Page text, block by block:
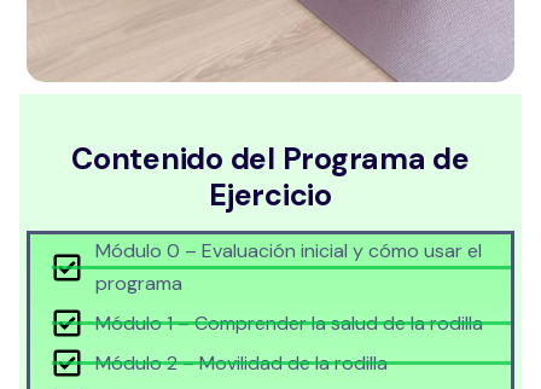
Contenido del Programa de
Ejercicio
Módulo 0 – Evaluación inicial y cómo usar el
programa
Módulo 1 – Comprender la salud de la rodilla
Módulo 2 – Movilidad de la rodilla